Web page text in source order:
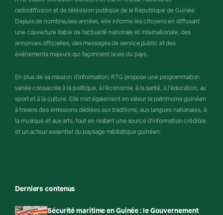
radiodiffusion et de télévision publique de la République de Guinée.
Depuis de nombreuses années, elle informe les citoyens en diffusant
une couverture fiable de l'actualité nationale et internationale, des
annonces officielles, des messages de service public et des
événements majeurs qui façonnent la vie du pays.
En plus de sa mission d'information, RTG propose une programmation
variée consacrée à la politique, à l'économie, à la santé, à l'éducation, au
sport et à la culture. Elle met également en valeur le patrimoine guinéen
à travers des émissions dédiées aux traditions, aux langues nationales, à
la musique et aux arts, tout en restant une source d'information crédible
et un acteur essentiel du paysage médiatique guinéen.
Derniers contenus
Sécurité maritime en Guinée : le Gouvernement